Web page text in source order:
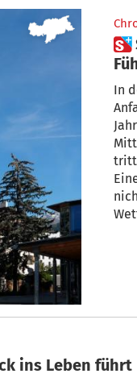
 Stadtbibliothek nach
In
tritt
ins Leben führt